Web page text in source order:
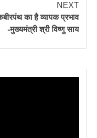
NEXT
का है व्यापक प्रभाव
-मुख्यमंत्री श्री विष्णु साय